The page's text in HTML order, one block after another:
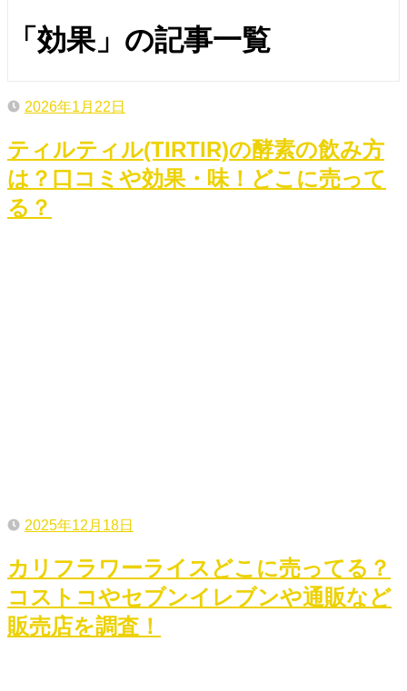
「効果」の記事一覧
2026年1月22日
ティルティル(TIRTIR)の酵素の飲み方
は？口コミや効果・味！どこに売って
る？
2025年12月18日
カリフラワーライスどこに売ってる？
コストコやセブンイレブンや通販など
販売店を調査！